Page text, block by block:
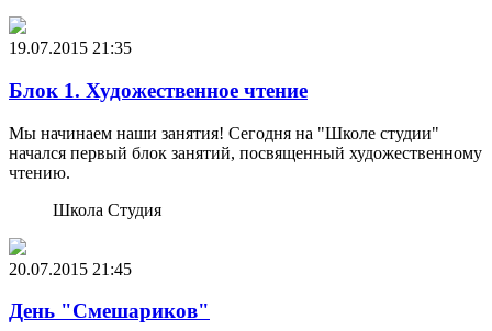
19.07.2015 21:35
Блок 1. Художественное чтение
Мы начинаем наши занятия! Сегодня на "Школе студии"
начался первый блок занятий, посвященный художественному
чтению.
Школа Студия
20.07.2015 21:45
День "Смешариков"